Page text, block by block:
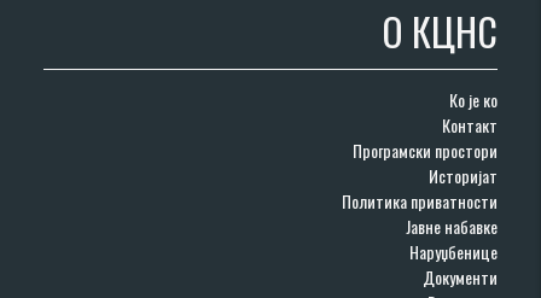
О КЦНС
Ко је ко
Контакт
Програмски простори
Историјат
Политика приватности
Јавне набавке
Наруџбенице
Документи